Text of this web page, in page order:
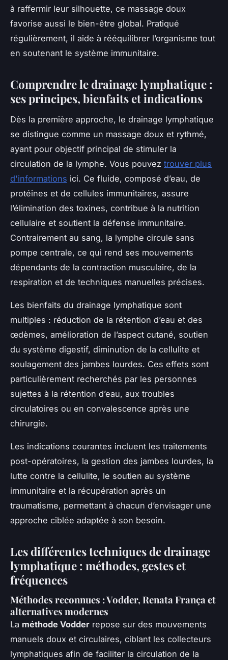
à raffermir leur silhouette, ce massage doux
favorise aussi le bien-être global. Pratiqué
régulièrement, il aide à rééquilibrer l’organisme tout
en soutenant le système immunitaire.
Comprendre le drainage lymphatique :
ses principes, bienfaits et indications
Dès la première approche, le drainage lymphatique
se distingue comme un massage doux et rythmé,
ayant pour objectif principal de stimuler la
circulation de la lymphe. Vous pouvez trouver plus
d'informations ici. Ce fluide, composé d’eau, de
protéines et de cellules immunitaires, assure
l’élimination des toxines, contribue à la nutrition
cellulaire et soutient la défense immunitaire.
Contrairement au sang, la lymphe circule sans
pompe centrale, ce qui rend ses mouvements
dépendants de la contraction musculaire, de la
respiration et de techniques manuelles précises.
Les bienfaits du drainage lymphatique sont
multiples : réduction de la rétention d’eau et des
œdèmes, amélioration de l’aspect cutané, soutien
du système digestif, diminution de la cellulite et
soulagement des jambes lourdes. Ces effets sont
particulièrement recherchés par les personnes
sujettes à la rétention d’eau, aux troubles
circulatoires ou en convalescence après une
chirurgie.
Les indications courantes incluent les traitements
post-opératoires, la gestion des jambes lourdes, la
lutte contre la cellulite, le soutien au système
immunitaire et la récupération après un
traumatisme, permettant à chacun d’envisager une
approche ciblée adaptée à son besoin.
Les différentes techniques de drainage
lymphatique : méthodes, gestes et
fréquences
Méthodes reconnues : Vodder, Renata França et
alternatives modernes
La méthode Vodder repose sur des mouvements
manuels doux et circulaires, ciblant les collecteurs
lymphatiques afin de faciliter la circulation de la